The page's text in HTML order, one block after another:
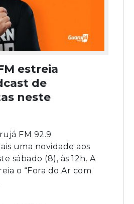
estreia
de
neste
FM 92.9
uma novidade aos
sábado (8), às 12h. A
o “Fora do Ar com